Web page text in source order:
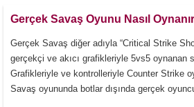
Gerçek Savaş Oyunu Nasıl
Gerçek Savaş diğer adıyla “Critical Strike
gerçekçi ve akıcı grafikleriyle 5vs5 oynanan
Grafikleriyle ve kontrolleriyle Counter Strike
Savaş oyununda botlar dışında gerçek